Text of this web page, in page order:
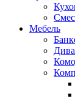
Мебель